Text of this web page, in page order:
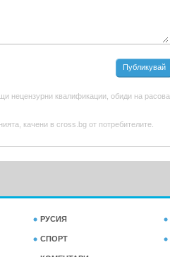
Публикувай
нецензурни квалификации, обиди на расова,
качени в cross.bg от потребителите.
РУСИЯ
СПОРТ